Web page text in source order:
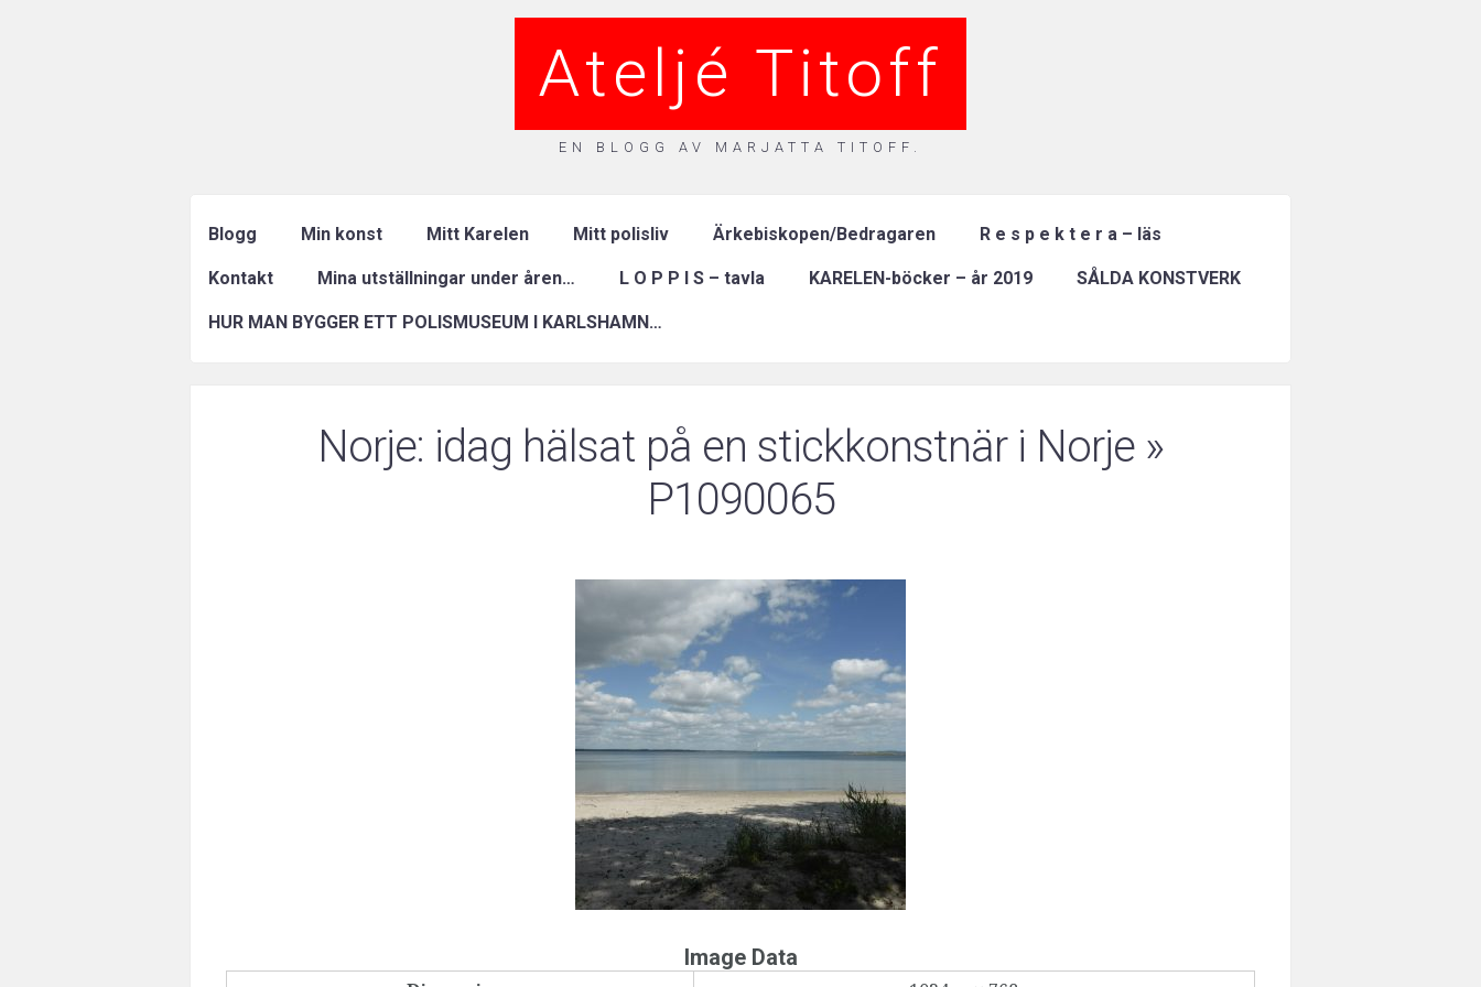
Ateljé Titoff
EN BLOGG AV MARJATTA TITOFF.
Blogg Min konst Mitt Karelen Mitt polisliv Ärkebiskopen/Bedragaren R e s p e k t e r a – läs
Kontakt Mina utställningar under åren… L O P P I S – tavla KARELEN-böcker – år 2019 SÅLDA KONSTVERK
HUR MAN BYGGER ETT POLISMUSEUM I KARLSHAMN…
Norje: idag hälsat på en stickkonstnär i Norje »
P1090065
Image Data